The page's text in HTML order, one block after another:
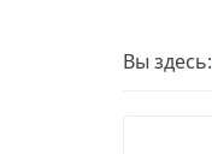
Вы здесь: